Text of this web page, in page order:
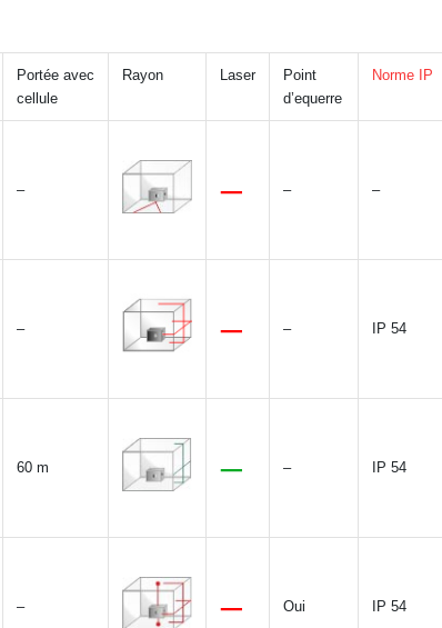
Portée avec
cellule
Rayon Laser
Point
d’equerre
Norme IP
– – –
– – IP 54
60 m – IP 54
– Oui IP 54